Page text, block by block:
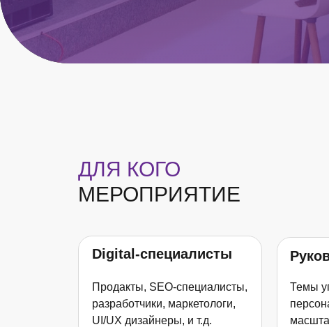
ДЛЯ КОГО
МЕРОПРИЯТИЕ
Digital-cпециалисты
Продакты, SEO-специалисты,
разработчики, маркетологи,
UI/UX дизайнеры, и т.д.
Темы